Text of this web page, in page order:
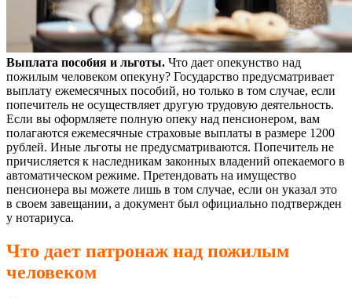
Выплата пособия и льготы. Что дает опекунство над
пожилым человеком опекуну? Государство предусматривает
выплату ежемесячных пособий, но только в том случае, если
попечитель не осуществляет другую трудовую деятельность.
Если вы оформляете полную опеку над пенсионером, вам
полагаются ежемесячные страховые выплаты в размере 1200
рублей. Иные льготы не предусматриваются. Попечитель не
причисляется к наследникам законных владений опекаемого в
автоматическом режиме. Претендовать на имущество
пенсионера вы можете лишь в том случае, если он указал это
в своем завещании, а документ был официально подтвержден
у нотариуса.
Что дает патронаж над пожилым
человеком